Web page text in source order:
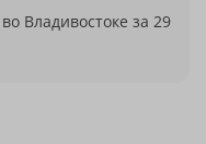
Владивостоке за 29